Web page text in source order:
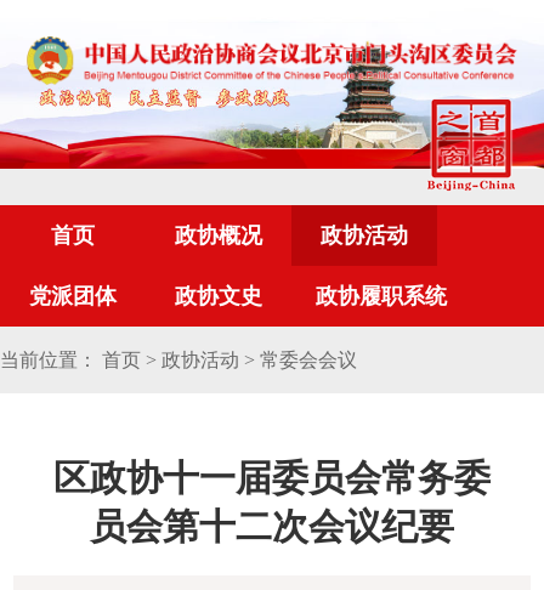
首页 政协概况 政协活动
党派团体 政协文史 政协履职系统
当前位置： 首页 > 政协活动 > 常委会会议
区政协十一届委员会常务委
员会第十二次会议纪要